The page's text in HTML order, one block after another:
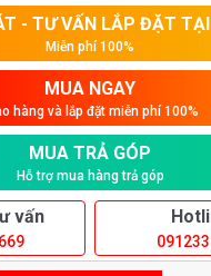
- TƯ VẤN LẮP ĐẶT
Miễn phí 100%
MUA NGAY
hàng và lắp đặt miễn phí 100%
MUA TRẢ GÓP
Hỗ trợ mua hàng trả góp
vấn